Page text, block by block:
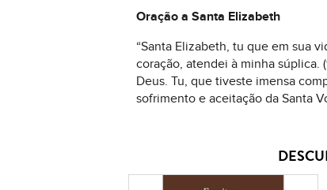
Oração a Santa Elizabeth
“Santa Elizabeth, tu que em sua
coração, atendei à minha
Deus. Tu, que tiveste imensa
sofrimento e aceitação da Santa